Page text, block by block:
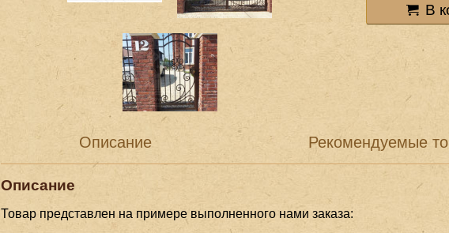
В
Описание Рекомендуемые
Описание
Товар представлен на примере выполненного нами заказа: